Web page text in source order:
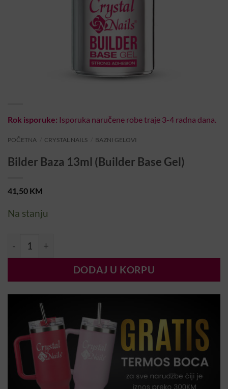
Rok isporuke: Isporuka naručene robe traje 3-4 radna dana.
POČETNA CRYSTAL NAILS BAZNI GELOVI
Bilder Baza 13ml (Builder Base Gel)
41,50 KM
Na stanju
Bilder Baza 13ml (Builder Base Gel) količina
DODAJ U KORPU